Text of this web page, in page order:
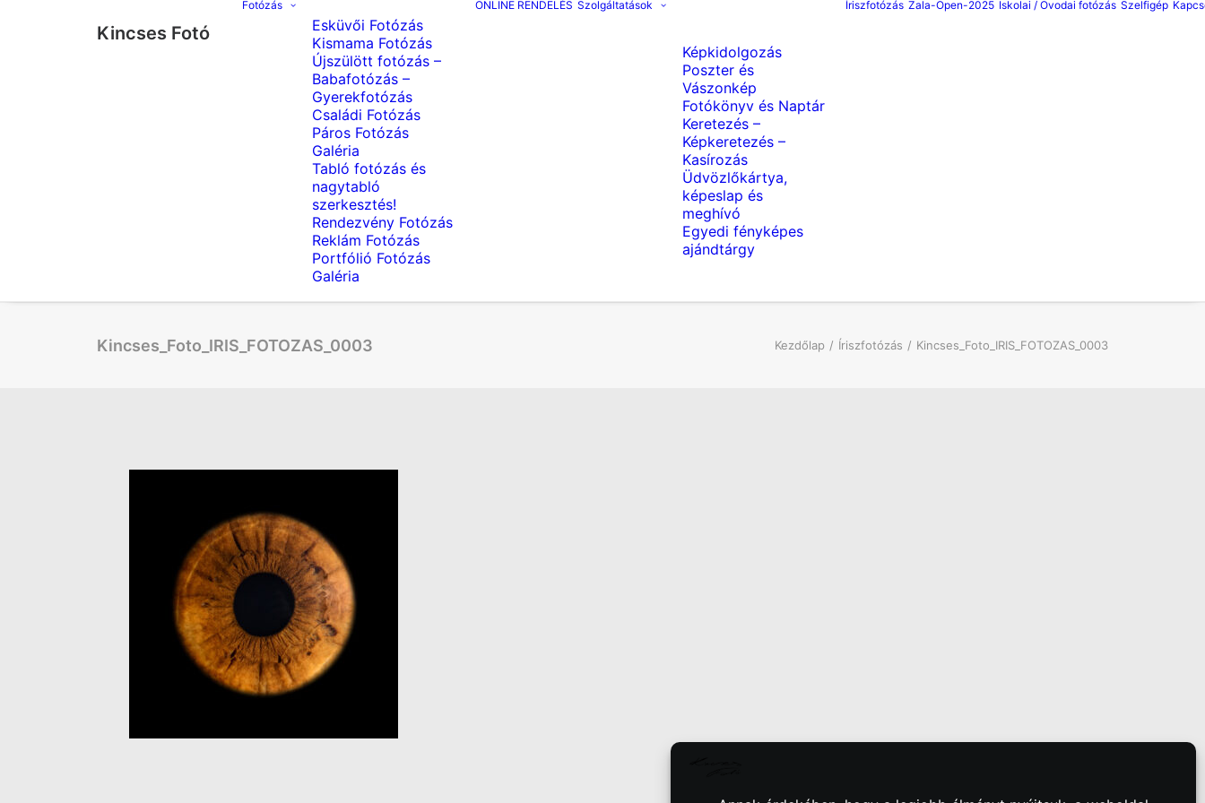
Kincses Fotó
Fotózás
Esküvői Fotózás
Kismama Fotózás
Újszülött fotózás –
Babafotózás –
Gyerekfotózás
Családi Fotózás
Páros Fotózás
Galéria
Tabló fotózás és
nagytabló
szerkesztés!
Rendezvény Fotózás
Reklám Fotózás
Portfólió Fotózás
Galéria
ONLINE RENDELÉS Szolgáltatások
Képkidolgozás
Poszter és
Vászonkép
Fotókönyv és Naptár
Keretezés –
Képkeretezés –
Kasírozás
Üdvözlőkártya,
képeslap és
meghívó
Egyedi fényképes
ajándtárgy
Íriszfotózás Zala-Open-2025 Iskolai / Ovodai fotózás Szelfigép
Kincses_Foto_IRIS_FOTOZAS_0003 Kezdőlap Íriszfotózás Kincses_Foto_IRIS_FOTOZAS_0003